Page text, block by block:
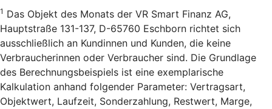
1 Das Objekt des Monats der VR Smart Finanz AG,
Hauptstraße 131-137, D-65760 Eschborn richtet sich
ausschließlich an Kundinnen und Kunden, die keine
Verbraucherinnen oder Verbraucher sind. Die Grundlage
des Berechnungsbeispiels ist eine exemplarische
Kalkulation anhand folgender Parameter: Vertragsart,
Objektwert, Laufzeit, Sonderzahlung, Restwert, Marge,